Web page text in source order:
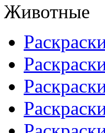
Животные